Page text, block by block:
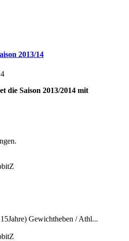
2013/14
die Saison 2013/2014 mit
Gewichtheben / Athl...